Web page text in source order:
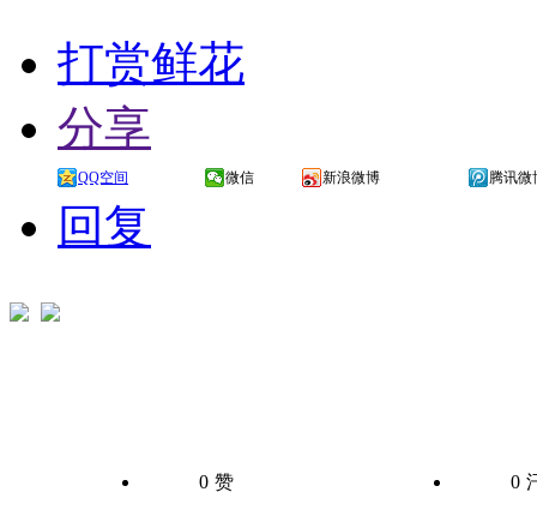
打赏鲜花
分享
QQ空间 微信 新浪微博 腾讯微
回复
0 赞 0